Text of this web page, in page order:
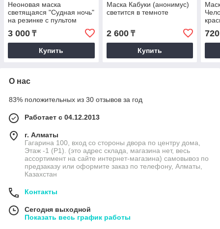
Неоновая маска
светящаяся "Судная ночь"
на резинке с пультом
свечения желтая
3 000 ₸
Купить
Маска Кабуки (анонимус)
светится в темноте
2 600₸
Купить
720
О нас
83% положительных из 30 отзывов за год
Работает с 04.12.2013
г. Алматы
Гагарина 100, вход со стороны двора по центру дома,
Этаж -1 (P1). (это адрес склада, магазина нет, весь
ассортимент на сайте интернет-магазина) самовывоз по
предзаказу или оформите заказ по телефону, Алматы,
Казахстан
Контакты
Сегодня выходной
Показать весь график работы